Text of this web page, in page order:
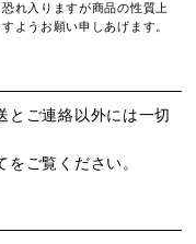
れ入りますが商品の性質上
ようお願い申しあげます。
とご連絡以外には一切
をご覧ください。